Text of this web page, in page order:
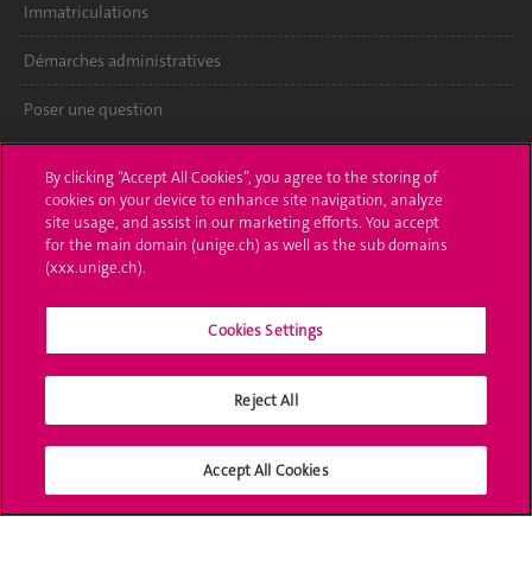
Immatriculations
Démarches administratives
Poser une question
UNIGE Mobile
Médias
Offres d'emploi
Bibliothèque
Médias sociaux UNIGE
By clicking “Accept All Cookies”, you agree to the storing of
cookies on your device to enhance site navigation, analyze
site usage, and assist in our marketing efforts. You accept
for the main domain (unige.ch) as well as the sub domains
(xxx.unige.ch).
Cookies Settings
Reject All
Accept All Cookies